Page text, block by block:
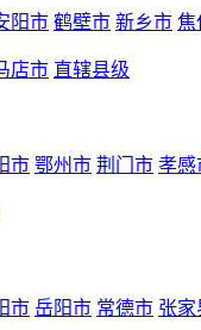
阳市 鹤壁市 新乡市 焦
店市 直辖县级
市 鄂州市 荆门市 孝感
市 岳阳市 常德市 张家